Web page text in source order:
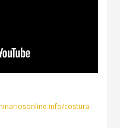
costura-